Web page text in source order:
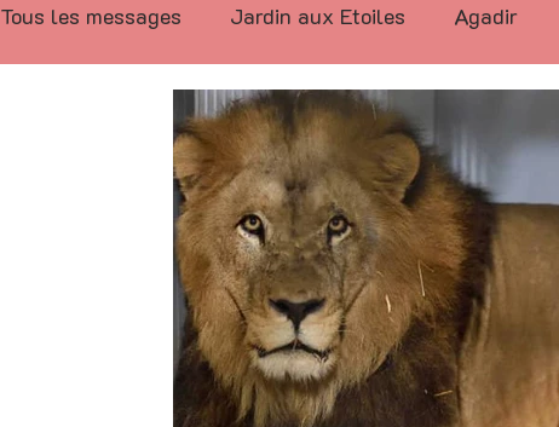
Tous les messages Jardin aux Etoiles Agadir
Projets Nature Berbère
Alimentation Evénements
Ouled Teima Vidéos Tiznit
Essaouira Religion Jardins